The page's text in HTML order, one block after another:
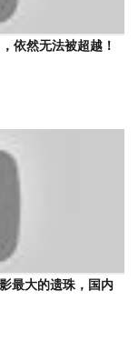
依然无法被超越！
最大的遗珠，国内